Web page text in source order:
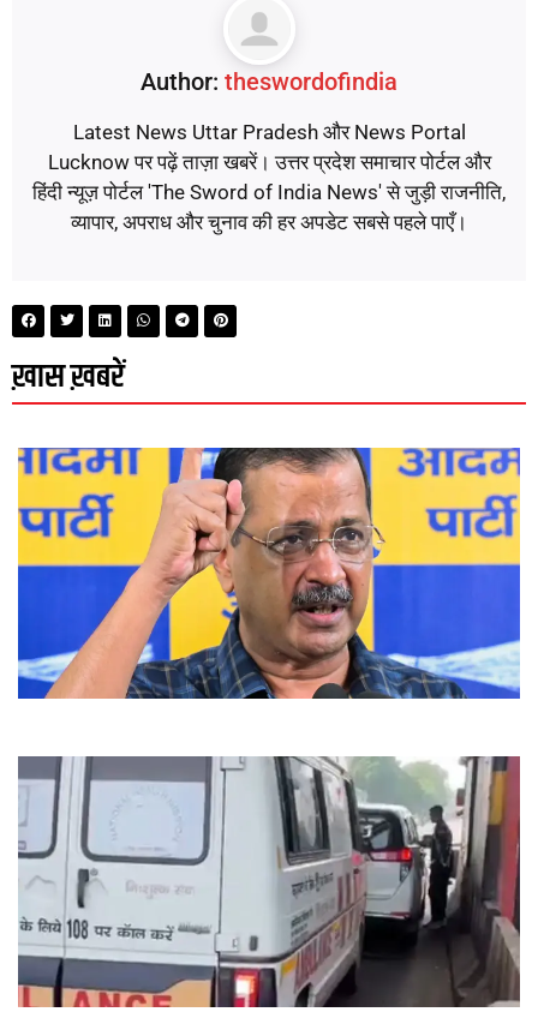
Author: theswordofindia
Latest News Uttar Pradesh और News Portal
Lucknow पर पढ़ें ताज़ा खबरें। उत्तर प्रदेश समाचार पोर्टल और
हिंदी न्यूज़ पोर्टल 'The Sword of India News' से जुड़ी राजनीति,
व्यापार, अपराध और चुनाव की हर अपडेट सबसे पहले पाएँ।
ख़ास ख़बरें